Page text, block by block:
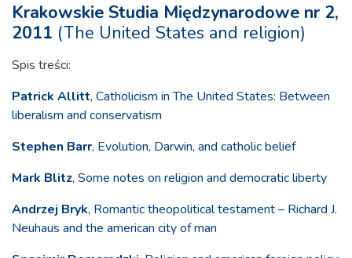
Krakowskie Studia Międzynarodowe nr 2,
2011 (The United States and religion)
Spis treści:
Patrick Allitt, Catholicism in The United States: Between
liberalism and conservatism
Stephen Barr, Evolution, Darwin, and catholic belief
Mark Blitz, Some notes on religion and democratic liberty
Andrzej Bryk, Romantic theopolitical testament – Richard J.
Neuhaus and the american city of man